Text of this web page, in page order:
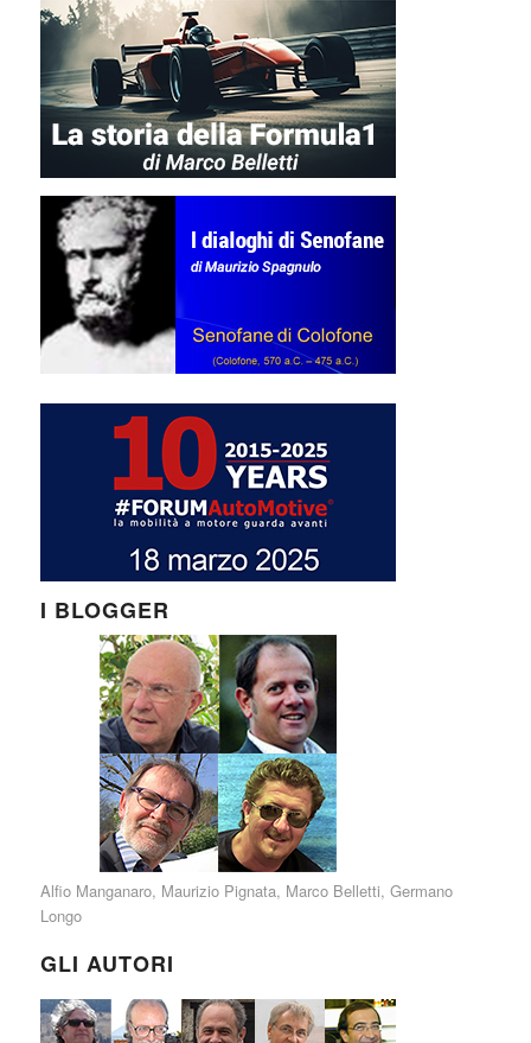
I BLOGGER
Alfio Manganaro, Maurizio Pignata, Marco Belletti, Germano
Longo
GLI AUTORI